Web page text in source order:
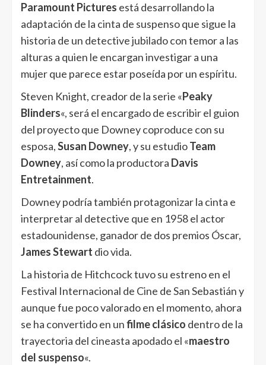
Paramount Pictures está desarrollando la
adaptación de la cinta de suspenso que sigue la
historia de un detective jubilado con temor a las
alturas a quien le encargan investigar a una
mujer que parece estar poseída por un espíritu.
Steven Knight, creador de la serie «Peaky
Blinders«, será el encargado de escribir el guion
del proyecto que Downey coproduce con su
esposa,Susan Downey, y su estudioTeam
Downey, así como la productora Davis
Entretainment.
Downey podría también protagonizar la cinta e
interpretar al detective que en 1958 el actor
estadounidense, ganador de dos premios Óscar,
James Stewart dio vida.
La historia de Hitchcock tuvo su estreno en el
Festival Internacional de Cine de San Sebastián y
aunque fue poco valorado en el momento, ahora
se ha convertido en unfilme clásico dentro de la
trayectoria del cineasta apodado el «maestro
del suspenso«.